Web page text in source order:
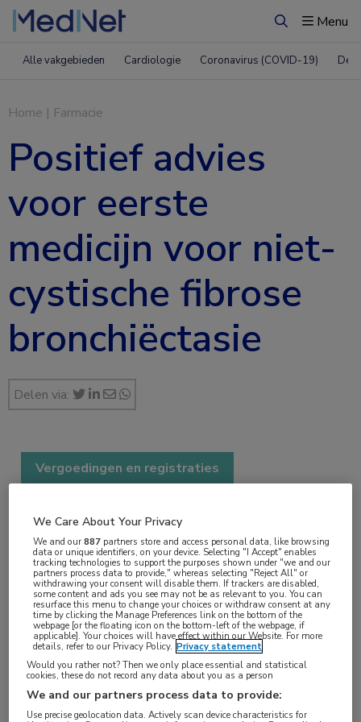
ZoekenMenu
Alle vakgebieden Cardiologie Coronavirus (COVID-19)
Home | Farmacie
Positief advies
voor eerste
medicijn voor niet-
cystische fibrose
bronchiëctasie
Delen via:
Vergoedingen en registraties
okt 2025
Vakgebieden:
Farmacie,Longziekten
brensocatib
bronchiëctasie
We Care About Your Privacy
We and our887 partners store and access personal data, like browsing
data or unique identifiers, on your device. Selecting "I Accept" enables
tracking technologies to support the purposes shown under "we and our
partners process data to provide," whereas selecting "Reject All" or
withdrawing your consent will disable them. If trackers are disabled,
some content and ads you see may not be as relevant to you. You can
resurface this menu to change your choices or withdraw consent at any
time by clicking the Manage Preferences link on the bottom of the
webpage [or the floating icon on the bottom-left of the webpage, if
applicable]. Your choices will have effect within our Website. For more
details, refer to our Privacy Policy. Privacy statement
Would you rather not? Then we only place essential and statistical
cookies, these do not record any data about you as a person
We and our partners process data to provide:
Use precise geolocation data. Actively scan device characteristics for